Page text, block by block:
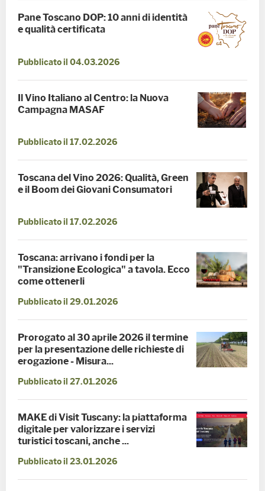
Pane Toscano DOP: 10 anni di identità
e qualità certificata
Pubblicato il 04.03.2026
Il Vino Italiano al Centro: la Nuova
Campagna MASAF
Pubblicato il 17.02.2026
Toscana del Vino 2026: Qualità, Green
e il Boom dei Giovani Consumatori
Pubblicato il 17.02.2026
Toscana: arrivano i fondi per la
"Transizione Ecologica" a tavola. Ecco
come ottenerli
Pubblicato il 29.01.2026
Prorogato al 30 aprile 2026 il termine
per la presentazione delle richieste di
erogazione - Misura...
Pubblicato il 27.01.2026
MAKE di Visit Tuscany: la piattaforma
digitale per valorizzare i servizi
turistici toscani, anche ...
Pubblicato il 23.01.2026